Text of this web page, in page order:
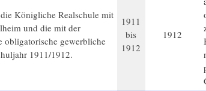
Königliche Realschule mit
und die mit der
obligatorische gewerbliche
1911/1912.
1911
bis
1912
1912